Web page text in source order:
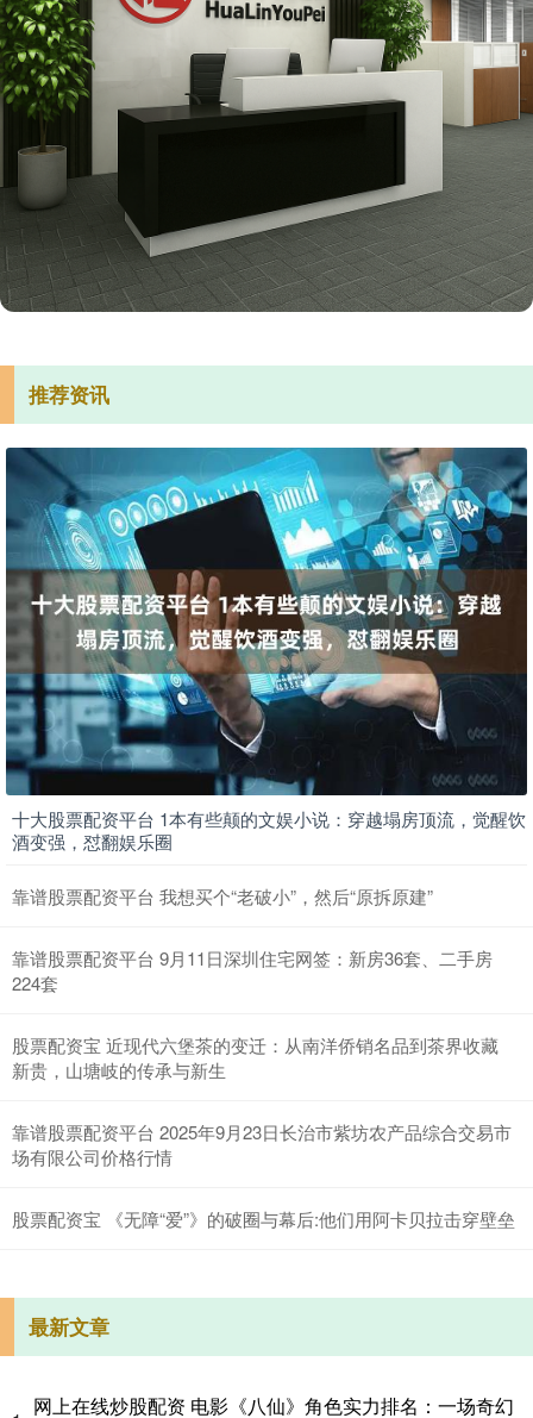
推荐资讯
十大股票配资平台 1本有些颠的文娱小说：穿越塌房顶流，觉醒饮
酒变强，怼翻娱乐圈
靠谱股票配资平台 我想买个“老破小”，然后“原拆原建”
靠谱股票配资平台 9月11日深圳住宅网签：新房36套、二手房
224套
股票配资宝 近现代六堡茶的变迁：从南洋侨销名品到茶界收藏
新贵，山塘岐的传承与新生
靠谱股票配资平台 2025年9月23日长治市紫坊农产品综合交易市
场有限公司价格行情
股票配资宝 《无障“爱”》的破圈与幕后:他们用阿卡贝拉击穿壁垒
最新文章
网上在线炒股配资 电影《八仙》角色实力排名：一场奇幻